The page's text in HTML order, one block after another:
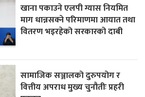
खाना पकाउने एलपी ग्यास नियमित
माग धान्नसक्ने परिमाणमा आयात तथा
वितरण भइरहेको सरकारको दाबी
सामाजिक सञ्जालको दुरुपयोग र
वित्तीय अपराध मुख्य चुनौतीः प्रहरी